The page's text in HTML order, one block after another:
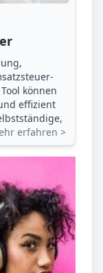
können
effizient
erfahren >